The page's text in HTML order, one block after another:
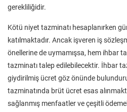
gerekliliğidir.
Kötü niyet tazminatı hesaplanırken
katılmaktadır. Ancak işveren iş
önellerine de uymamışsa, hem ihbar
tazminatı talep edilebilecektir. İhbar
giydirilmiş ücret göz önünde
tazminatında brüt ücret esas
sağlanmış menfaatler ve çeşitli